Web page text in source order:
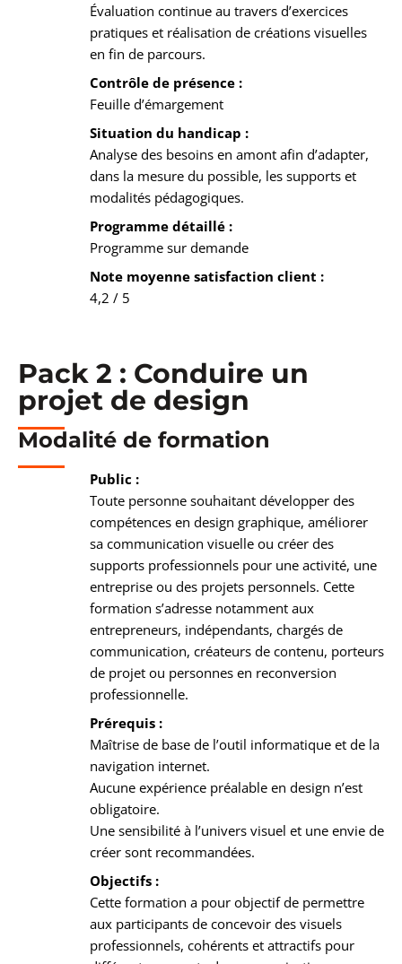
Évaluation continue au travers d’exercices
pratiques et réalisation de créations visuelles
en fin de parcours.
Contrôle de présence :
Feuille d’émargement
Situation du handicap :
Analyse des besoins en amont afin d’adapter,
dans la mesure du possible, les supports et
modalités pédagogiques.
Programme détaillé :
Programme sur demande
Note moyenne satisfaction client :
4,2 / 5
Pack 2 : Conduire un
projet de design
Modalité de formation
Public :
Toute personne souhaitant développer des
compétences en design graphique, améliorer
sa communication visuelle ou créer des
supports professionnels pour une activité, une
entreprise ou des projets personnels. Cette
formation s’adresse notamment aux
entrepreneurs, indépendants, chargés de
communication, créateurs de contenu, porteurs
de projet ou personnes en reconversion
professionnelle.
Prérequis :
Maîtrise de base de l’outil informatique et de la
navigation internet.
Aucune expérience préalable en design n’est
obligatoire.
Une sensibilité à l’univers visuel et une envie de
créer sont recommandées.
Objectifs :
Cette formation a pour objectif de permettre
aux participants de concevoir des visuels
professionnels, cohérents et attractifs pour